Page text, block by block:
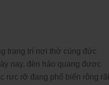
trang trí nơi thờ cúng đức
nay, đèn hào quang được
rực rỡ đang phổ biến rộng rãi